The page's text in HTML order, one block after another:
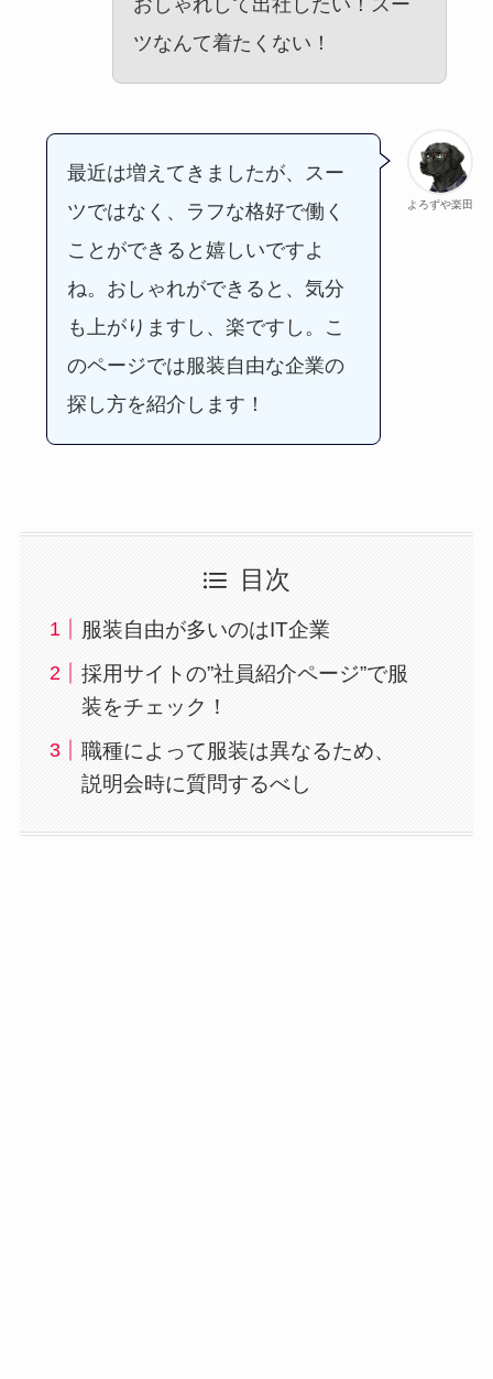
ツなんて着たくない！
よろずや楽田
最近は増えてきましたが、スー
ツではなく、ラフな格好で働く
ことができると嬉しいですよ
ね。おしゃれができると、気分
も上がりますし、楽ですし。こ
のページでは服装自由な企業の
探し方を紹介します！
目次
服装自由が多いのはIT企業
採用サイトの”社員紹介ページ”で服
装をチェック！
職種によって服装は異なるため、
説明会時に質問するべし